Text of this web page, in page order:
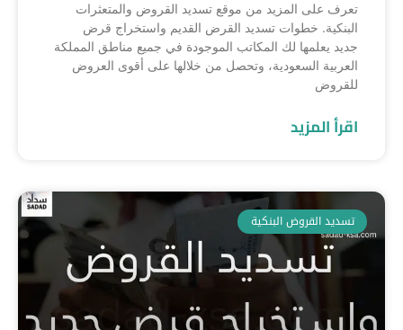
تعرف على المزيد من موقع تسديد القروض والمتعثرات
البنكية. خطوات تسديد القرض القديم واستخراج قرض
جديد يعلمها لك المكاتب الموجودة في جميع مناطق المملكة
العربية السعودية، وتحصل من خلالها على أقوى العروض
للقروض
اقرأ المزيد
تسديد القروض البنكية